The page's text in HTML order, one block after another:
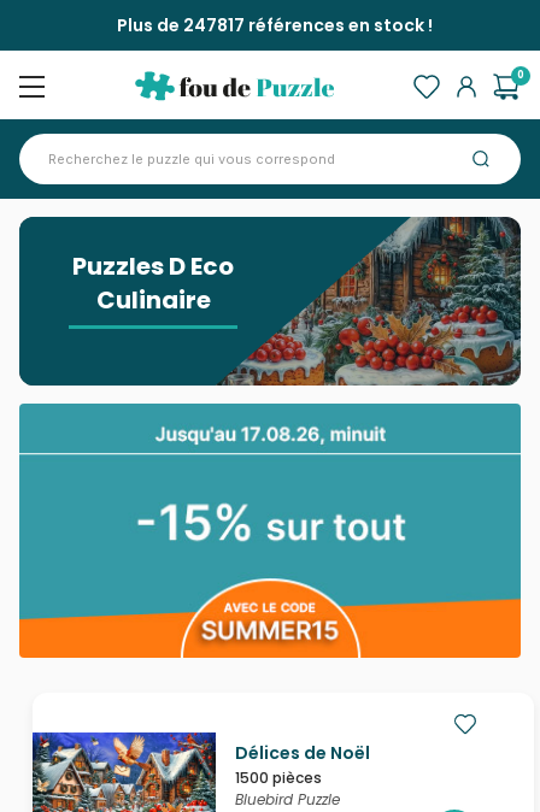
Plus de 247817 références en stock !
0
Puzzles D Eco
Culinaire
Délices de Noël
1500 pièces
Bluebird Puzzle